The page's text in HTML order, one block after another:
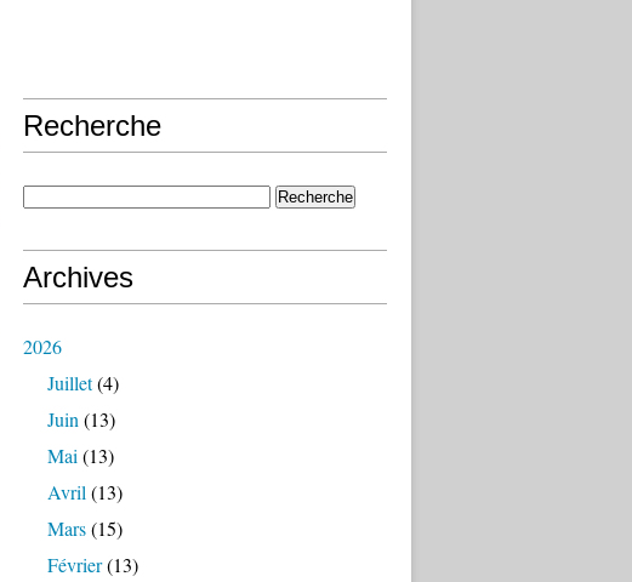
Recherche
Archives
2026
Juillet(4)
Juin (13)
Mai (13)
Avril (13)
Mars(15)
Février(13)